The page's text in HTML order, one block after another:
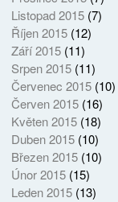
Listopad 2015(7)
Říjen 2015(12)
Září 2015(11)
Srpen 2015(11)
Červenec 2015(10)
Červen 2015(16)
Květen 2015(18)
Duben 2015(10)
Březen 2015(10)
Únor 2015(15)
Leden 2015(13)